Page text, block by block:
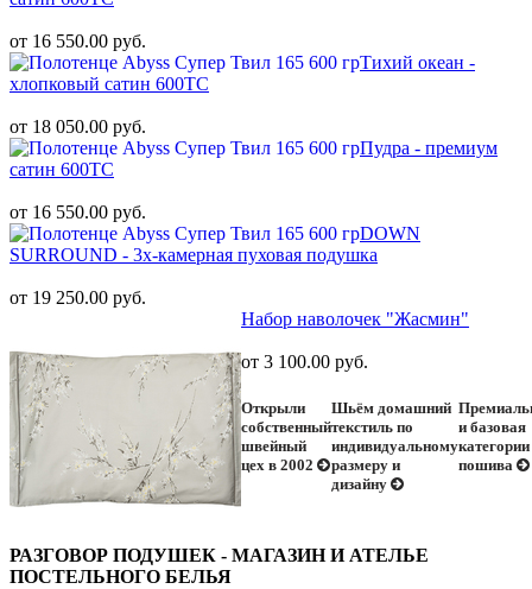
от 16 550.00 руб.
Тихий океан -
хлопковый сатин 600ТС
от 18 050.00 руб.
Пудра - премиум
сатин 600ТС
от 16 550.00 руб.
DOWN
SURROUND - 3х-камерная пуховая подушка
от 19 250.00 руб.
Набор наволочек "Жасмин"
от 3 100.00 руб.
Открыли
собственный
швейный
цех в 2002
Шьём домашний
текстиль по
индивидуальному
размеру и
дизайну
и базовая
категории
пошива
РАЗГОВОР ПОДУШЕК - МАГАЗИН И АТЕЛЬЕ
ПОСТЕЛЬНОГО БЕЛЬЯ